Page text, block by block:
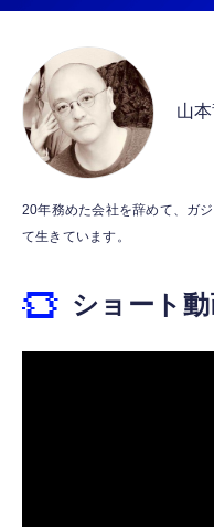
￥2,199
MFi認証
し 48ビッ
【HIFI音
￥999
ット）
￥53,900
霊界コミ
ジングベ
山
20年務めた会社を辞めて、ガ
て生きています。
ショート